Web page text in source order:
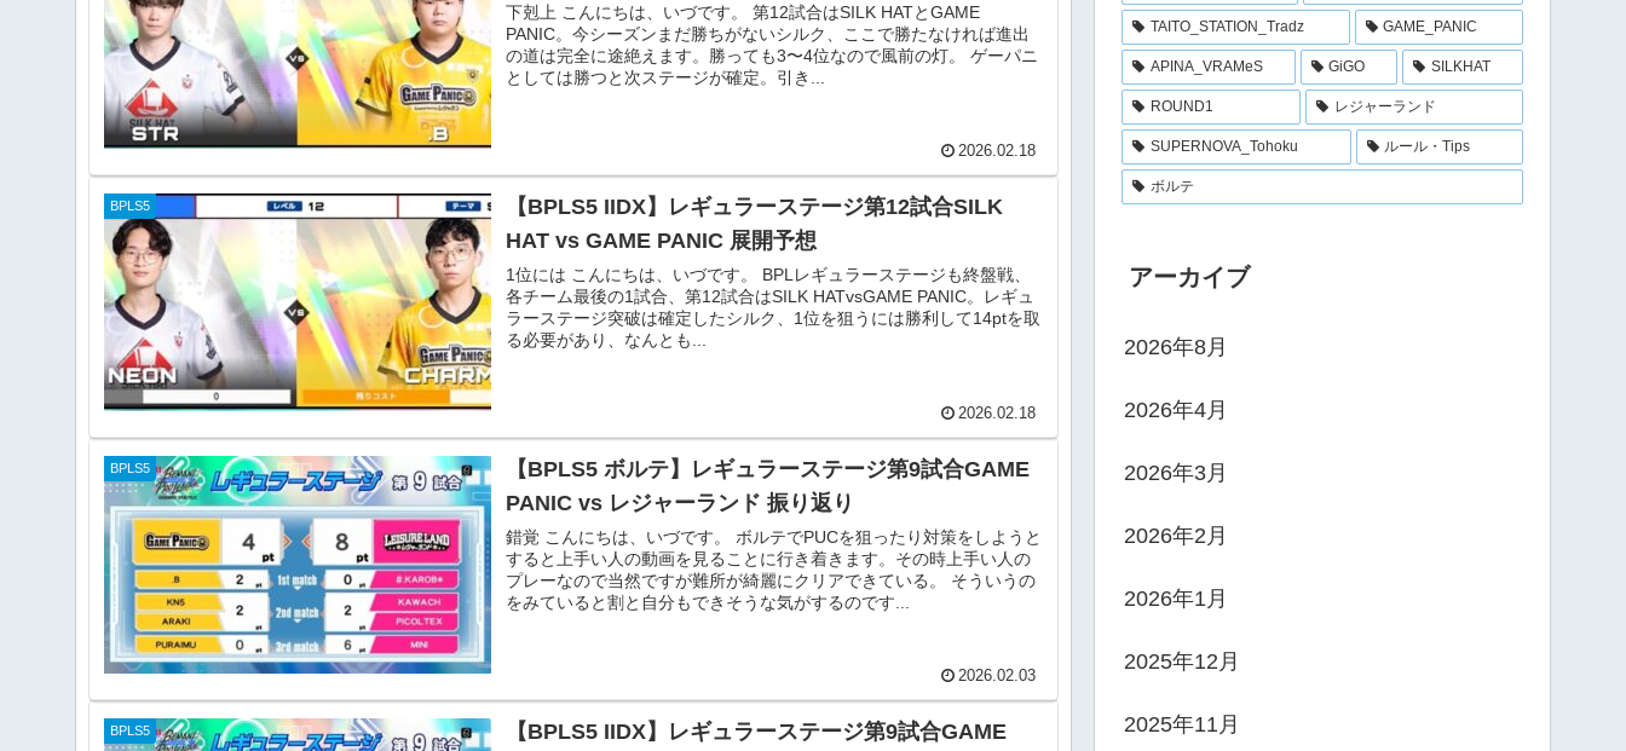
下剋上 こんにちは、いづです。 第12試合はSILK HATとGAME
PANIC。今シーズンまだ勝ちがないシルク、ここで勝たなければ進出
の道は完全に途絶えます。勝っても3〜4位なので風前の灯。 ゲーパニ
としては勝つと次ステージが確定。引き...
2026.02.18
BPLS5
【BPLS5 IIDX】レギュラーステージ第12試合SILK
HAT vs GAME PANIC 展開予想
1位には こんにちは、いづです。 BPLレギュラーステージも終盤戦、
各チーム最後の1試合、第12試合はSILK HATvsGAME PANIC。レギュ
ラーステージ突破は確定したシルク、1位を狙うには勝利して14ptを取
る必要があり、なんとも...
2026.02.18
BPLS5
【BPLS5 ボルテ】レギュラーステージ第9試合GAME
PANIC vs レジャーランド 振り返り
錯覚 こんにちは、いづです。 ボルテでPUCを狙ったり対策をしようと
すると上手い人の動画を見ることに行き着きます。その時上手い人の
プレーなので当然ですが難所が綺麗にクリアできている。 そういうの
をみていると割と自分もできそうな気がするのです...
2026.02.03
BPLS5
【BPLS5 IIDX】レギュラーステージ第9試合GAME
TAITO_STATION_Tradz GAME_PANIC
APINA_VRAMeS GiGO SILKHAT
ROUND1 レジャーランド
SUPERNOVA_Tohoku ルール・Tips
ボルテ
アーカイブ
2026年8月
2026年4月
2026年3月
2026年2月
2026年1月
2025年12月
2025年11月